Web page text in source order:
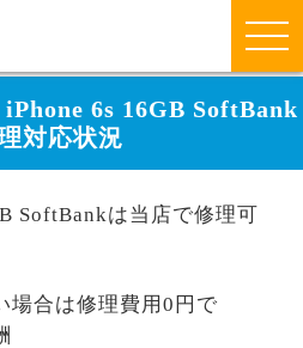
6s 16GB SoftBank
対応状況
SoftBankは当店で修理可
場合は修理費用0円で